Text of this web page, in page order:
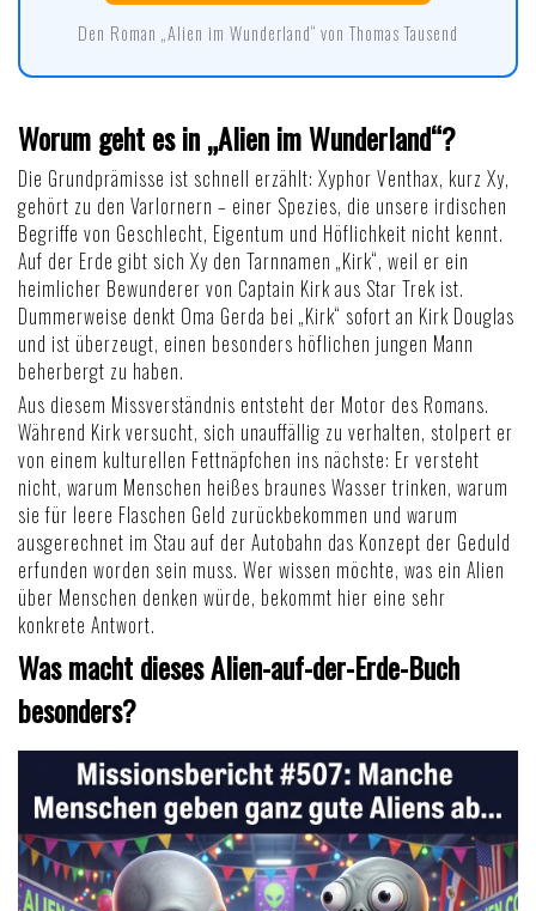
Den Roman „Alien im Wunderland“ von Thomas Tausend
Worum geht es in „Alien im Wunderland“?
Die Grundprämisse ist schnell erzählt: Xyphor Venthax, kurz Xy,
gehört zu den Varlornern – einer Spezies, die unsere irdischen
Begriffe von Geschlecht, Eigentum und Höflichkeit nicht kennt.
Auf der Erde gibt sich Xy den Tarnnamen „Kirk“, weil er ein
heimlicher Bewunderer von Captain Kirk aus Star Trek ist.
Dummerweise denkt Oma Gerda bei „Kirk“ sofort an Kirk Douglas
und ist überzeugt, einen besonders höflichen jungen Mann
beherbergt zu haben.
Aus diesem Missverständnis entsteht der Motor des Romans.
Während Kirk versucht, sich unauffällig zu verhalten, stolpert er
von einem kulturellen Fettnäpfchen ins nächste: Er versteht
nicht, warum Menschen heißes braunes Wasser trinken, warum
sie für leere Flaschen Geld zurückbekommen und warum
ausgerechnet im Stau auf der Autobahn das Konzept der Geduld
erfunden worden sein muss. Wer wissen möchte, was ein Alien
über Menschen denken würde, bekommt hier eine sehr
konkrete Antwort.
Was macht dieses Alien-auf-der-Erde-Buch
besonders?